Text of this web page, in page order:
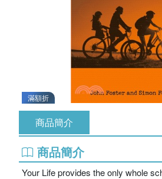
滿額折
商品簡介
商品簡介
Your Life provides the only whole